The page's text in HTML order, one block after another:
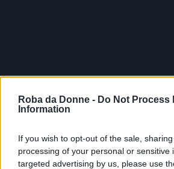
Roba da Donne - Do Not Process
Information
If you wish to opt-out of the sale,
processing of your personal or sensitive
targeted advertising by us, please use